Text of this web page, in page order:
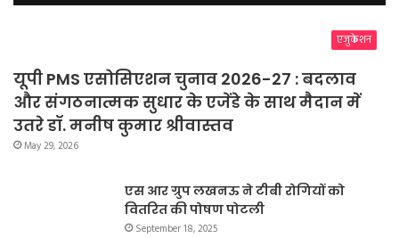
एजुकेशन
यूपी PMS एसोसिएशन चुनाव 2026-27 : बदलाव
और संगठनात्मक सुधार के एजेंडे के साथ मैदान में
उतरे डॉ. मनीष कुमार श्रीवास्तव
May 29, 2026
एस आर ग्रुप लखनऊ ने टीबी रोगियों को
वितरित की पोषण पोटली
September 18, 2025